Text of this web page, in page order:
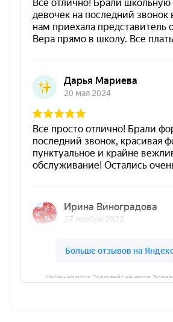
Школьная мода Эдельвейс на карте